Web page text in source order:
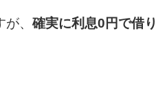
、 確実に利息0円で借